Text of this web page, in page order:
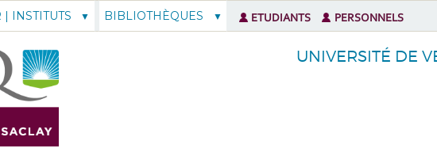
UNIVERSITÉ DE
UFR | INSTITUTS BIBLIOTHÈQUES ETUDIANTS PERSONNELS